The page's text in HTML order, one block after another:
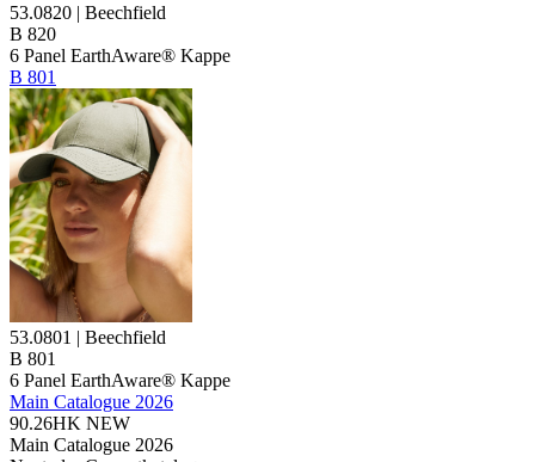
53.0820 | Beechfield
B 820
6 Panel EarthAware® Kappe
B 801
53.0801 | Beechfield
B 801
6 Panel EarthAware® Kappe
Main Catalogue 2026
90.26HK NEW
Main Catalogue 2026